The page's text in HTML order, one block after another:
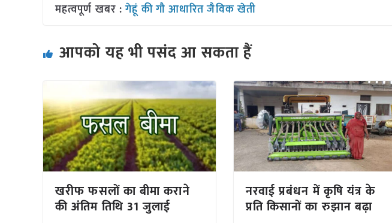
महत्वपूर्ण खबर :गेहूं की गौ आधारित जैविक खेती
आपको यह भी पसंद आ सकता हैं
खरीफ फसलों का बीमा कराने
की अंतिम तिथि 31 जुलाई
नरवाई प्रबंधन में कृषि यंत्र के
प्रति किसानों का रुझान बढ़ा